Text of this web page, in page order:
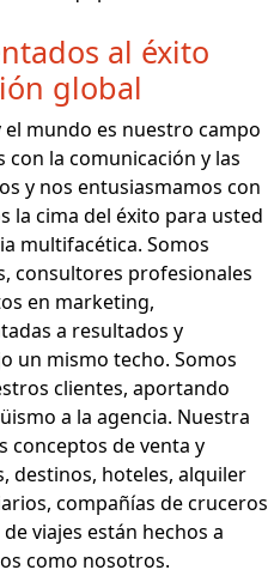
al éxito
global
mundo es nuestro campo
con la comunicación y las
y nos entusiasmamos con
la cima del éxito para usted
multifacética. Somos
consultores profesionales
en marketing,
a resultados y
un mismo techo. Somos
clientes, aportando
a la agencia. Nuestra
conceptos de venta y
destinos, hoteles, alquiler
compañías de cruceros
viajes están hechos a
como nosotros.